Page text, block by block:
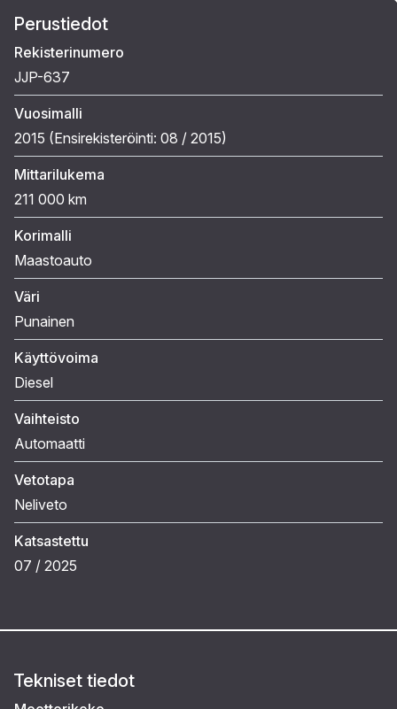
Perustiedot
Rekisterinumero
JJP-637
Vuosimalli
2015 (Ensirekisteröinti: 08 / 2015)
Mittarilukema
211 000 km
Korimalli
Maastoauto
Väri
Punainen
Käyttövoima
Diesel
Vaihteisto
Automaatti
Vetotapa
Neliveto
Katsastettu
07 / 2025
Tekniset tiedot